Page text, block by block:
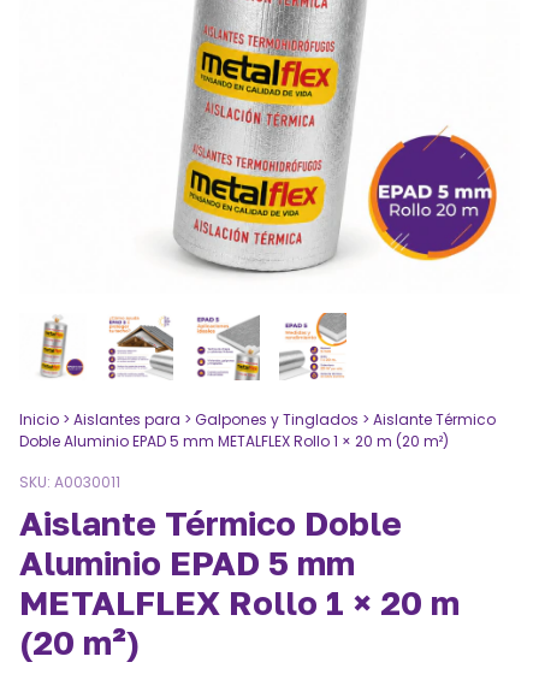
Inicio > Aislantes para > Galpones y Tinglados > Aislante Térmico
Doble Aluminio EPAD 5 mm METALFLEX Rollo 1 × 20 m (20 m²)
SKU: A0030011
Aislante Térmico Doble
Aluminio EPAD 5 mm
METALFLEX Rollo 1 × 20 m
(20 m²)